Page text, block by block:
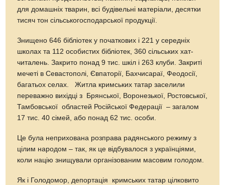
для домашніх тварин, всі будівельні матеріали, десятки
тисяч тон сільськогосподарської продукції.
Знищено 646 бібліотек у початкових і 221 у середніх
школах та 112 особистих бібліотек, 360 сільських хат-
читалень. Закрито понад 9 тис. шкіл і 263 клуби. Закриті
мечеті в Севастополі, Євпаторії, Бахчисараї, Феодосії,
багатьох селах. Житла кримських татар заселили
переважно вихідці з Брянської, Воронезької, Ростовської,
Тамбовської областей Російської Федерації – загалом
17 тис. 40 сімей, або понад 62 тис. особи.
Це була неприхована розправа радянського режиму з
цілим народом – так, як це відбувалося з українціями,
коли націю знищували організованим масовим голодом.
Як і Голодомор, депортація кримських татар цілковито